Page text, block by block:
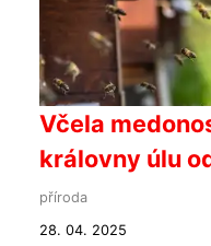
Včela
královny úlu
příroda
28. 04. 2025